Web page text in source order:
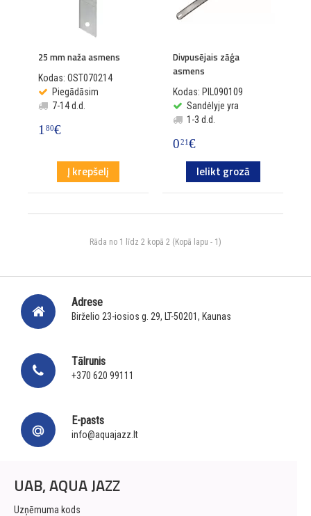
25 mm naža asmens
Kodas: OST070214
Piegādāsim
7-14 d.d.
180€
Į krepšelį
Divpusējais zāģa
asmens
Kodas: PIL090109
Sandėlyje yra
1-3 d.d.
021€
Ielikt grozā
Rāda no 1 līdz 2 kopā 2 (Kopā lapu - 1)
Adrese
Birželio 23-iosios g. 29, LT-50201, Kaunas
Tālrunis
+370 620 99111
E-pasts
info@aquajazz.lt
UAB, AQUA JAZZ
Uzņēmuma kods